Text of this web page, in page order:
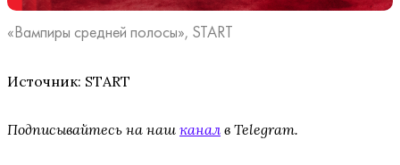
«Вампиры средней полосы», START
Источник: START
Подписывайтесь на наш канал в Telegram.